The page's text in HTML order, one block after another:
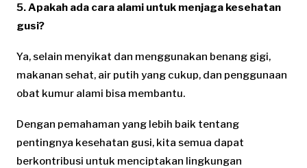
5. Apakah ada cara alami untuk menjaga kesehatan
gusi?
Ya, selain menyikat dan menggunakan benang gigi,
makanan sehat, air putih yang cukup, dan penggunaan
obat kumur alami bisa membantu.
Dengan pemahaman yang lebih baik tentang
pentingnya kesehatan gusi, kita semua dapat
berkontribusi untuk menciptakan lingkungan